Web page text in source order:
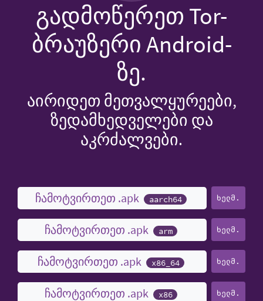
გადმოწერეთ Tor-
ბრაუზერი Android-
ზე.
აირიდეთ მეთვალყურეები,
ზედამხედველები და
აკრძალვები.
ჩამოტვირთეთ .apk aarch64 ხელმ.
ჩამოტვირთეთ .apk arm ხელმ.
ჩამოტვირთეთ .apk x86_64 ხელმ.
ჩამოტვირთეთ .apk x86 ხელმ.